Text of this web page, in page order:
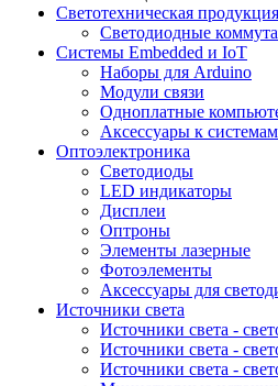
Светотехническая продукция
Светодиодные
Системы Embedded и IoT
Наборы для Arduino
Модули связи
Одноплатные
Аксессуары к
Oптоэлектроника
Светодиоды
LED индикаторы
Дисплеи
Оптроны
Элементы лазерные
Фотоэлементы
Аксессуары для
Источники света
Источники света -
Источники света -
Источники света -